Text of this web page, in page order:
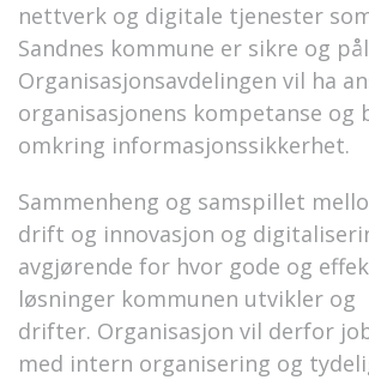
nettverk og digitale tjenester
Sandnes kommune er sikre og
Organisasjonsavdelingen vil ha
organisasjonens kompetanse og
omkring informasjonssikkerhet.
Sammenheng og samspillet
drift og innovasjon og
avgjørende for hvor gode og
løsninger kommunen utvikler og
drifter. Organisasjon vil derfor
med intern organisering og